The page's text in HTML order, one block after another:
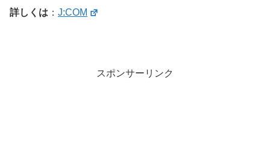
詳しくは ： J:COM
スポンサーリンク